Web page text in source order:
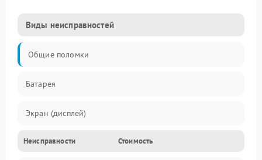
Виды неисправностей
Общие поломки
Батарея
Экран (дисплей)
Электропитание
Неисправности Стоимость